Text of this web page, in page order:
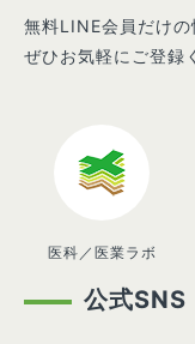
無料LINE会員だけの
ぜひお気軽にご登録
医科／医業ラボ
公式SNS